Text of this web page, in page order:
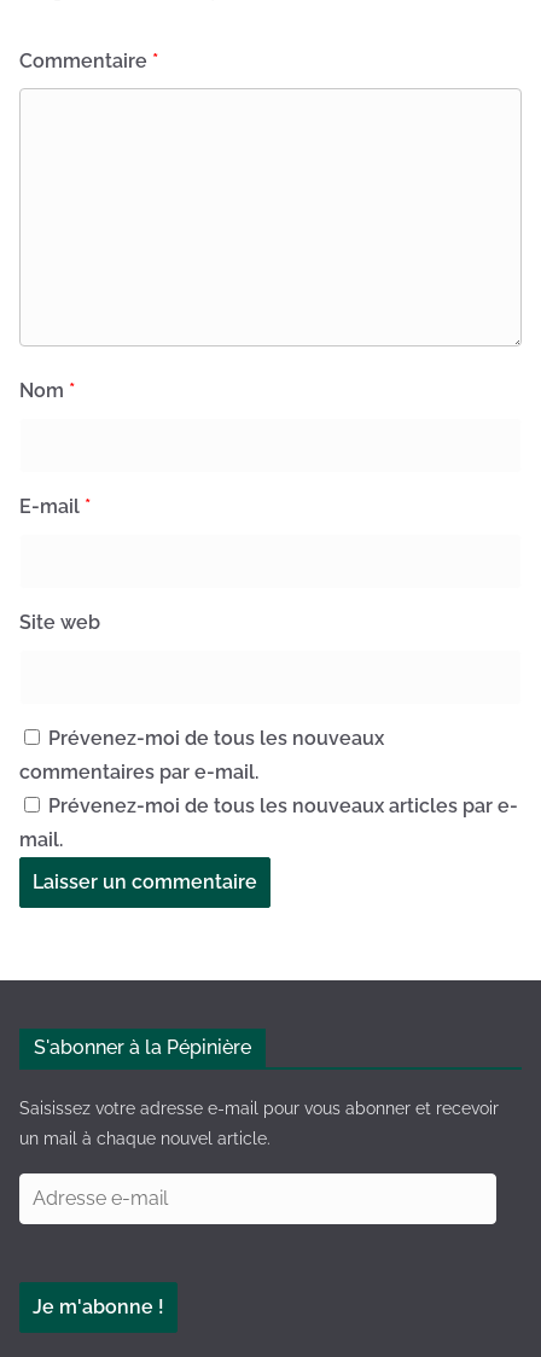
Commentaire *
Nom *
E-mail *
Site web
Prévenez-moi de tous les nouveaux
commentaires par e-mail.
Prévenez-moi de tous les nouveaux articles par e-
mail.
e
v
S'abonner à la Pépinière
Saisissez votre adresse e-mail pour vous abonner et recevoir
un mail à chaque nouvel article.
d
e
s
Je m'abonne !